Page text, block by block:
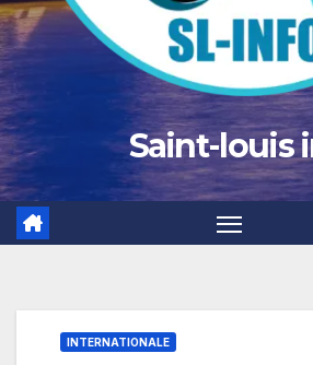
Saint-louis
INTERNATIONALE